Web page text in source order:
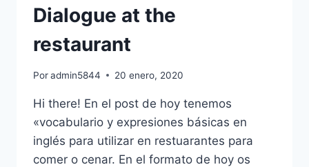
Dialogue at the
restaurant
Poradmin5844 20 enero, 2020
Hi there! En el post de hoy tenemos
«vocabulario y expresiones básicas en
inglés para utilizar en restuarantes para
comer o cenar. En el formato de hoy os